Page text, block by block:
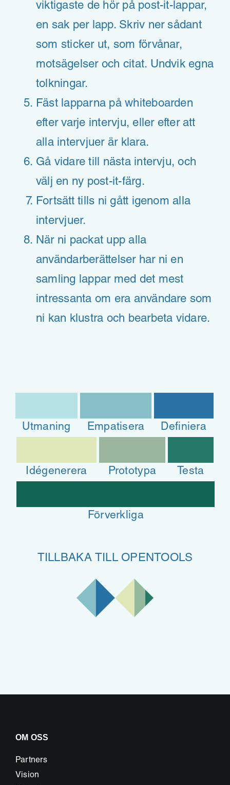
viktigaste de hör på post-it-lappar,
en sak per lapp. Skriv ner sådant
som sticker ut, som förvånar,
motsägelser och citat. Undvik egna
tolkningar.
Fäst lapparna på whiteboarden
efter varje intervju, eller efter att
alla intervjuer är klara.
Gå vidare till nästa intervju, och
välj en ny post-it-färg.
Fortsätt tills ni gått igenom alla
intervjuer.
När ni packat upp alla
användarberättelser har ni en
samling lappar med det mest
intressanta om era användare som
ni kan klustra och bearbeta vidare.
Utmaning Empatisera Definiera
Idégenerera Prototypa Testa
Förverkliga
TILLBAKA TILL OPENTOOLS
OM OSS
Partners
Vision